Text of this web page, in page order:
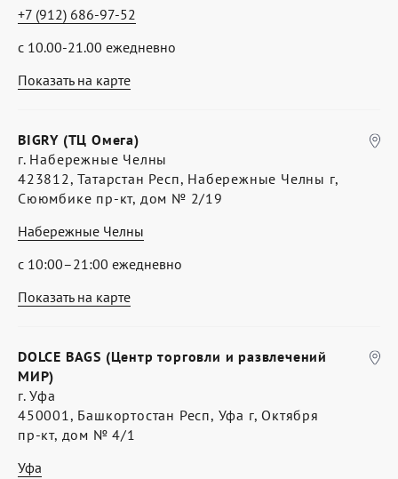
Показать на карте
с 10.00-21.00 ежедневно
+7 (912) 686-97-52
Показать на карте
BIGRY (ТЦ Омега)
г. Набережные Челны
423812, Татарстан Респ, Набережные Челны г,
Сююмбике пр-кт, дом № 2/19
Набережные Челны
с 10:00–21:00 ежедневно
DOLCE BAGS (Центр торговли и развлечений
МИР)
г. Уфа
450001, Башкортостан Респ, Уфа г, Октября
пр-кт, дом № 4/1
Уфа